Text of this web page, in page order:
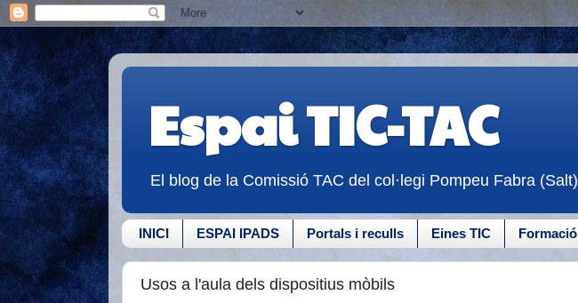
Espai TIC-TAC
El blog de la Comissió TAC del col·legi Pompeu Fabra (Salt)
INICI ESPAI IPADS Portals i reculls Eines TIC Formació
Usos a l'aula dels dispositius mòbils